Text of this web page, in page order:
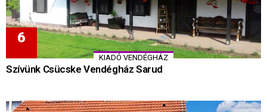
KIADÓ VENDÉGHÁZ
Szívünk Csücske Vendégház Sarud